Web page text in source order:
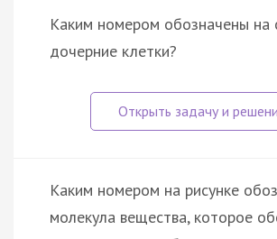
Каким номером обозначены на
дочерние клетки?
Каким номером на рисунке
молекула вещества, которое